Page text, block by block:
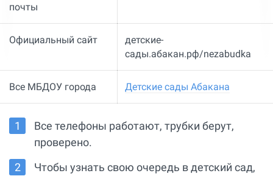
почты
Официальный сайт
детские-
сады.абакан.рф/nezabudka
Все МБДОУ города Детские сады Абакана
Все телефоны работают, трубки берут,
проверено.
Чтобы узнать свою очередь в детский сад,